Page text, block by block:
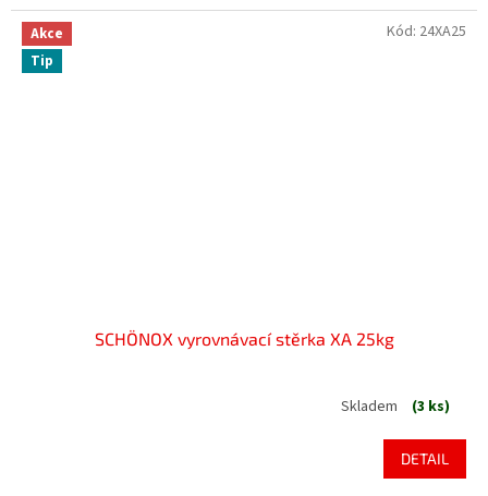
Akce
Tip
SCHÖNOX vyrovnávací stěrka XA 25kg
Skladem (3 ks)
DETAIL
Kód: 24XA25